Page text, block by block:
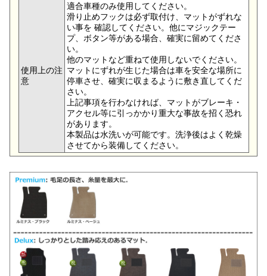
使用上の注
意
適合車種のみ使用してください。
滑り止めフックは必ず取付け、マットがずれな
い事を 確認してください。他にマジックテー
プ、ボタン等がある場合、確実に留めてくださ
い。
他のマットなど重ねて使用しないでください。
マットにずれが生じた場合は車を安全な場所に
停車させ、確実に収まるように敷き直してくだ
さい。
上記事項を行わなければ、マットがブレーキ・
アクセル等に引っかかり重大な事故を招く恐れ
があります。
本製品は水洗いが可能です。洗浄後はよく乾燥
させてから装備してください。